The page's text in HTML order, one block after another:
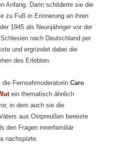
Anfang. Darin schilderte sie die
zu Fuß in Erinnerung an ihren
1945 als Neunjähriger vor der
nach Deutschland per
und ergründet dabei die
des Erlebten.
die Fernsehmoderatorin Caro
ein thematisch ähnlich
in dem auch sie die
aus Ostpreußen bereiste
den Fragen innerfamiliär
nachspürte.